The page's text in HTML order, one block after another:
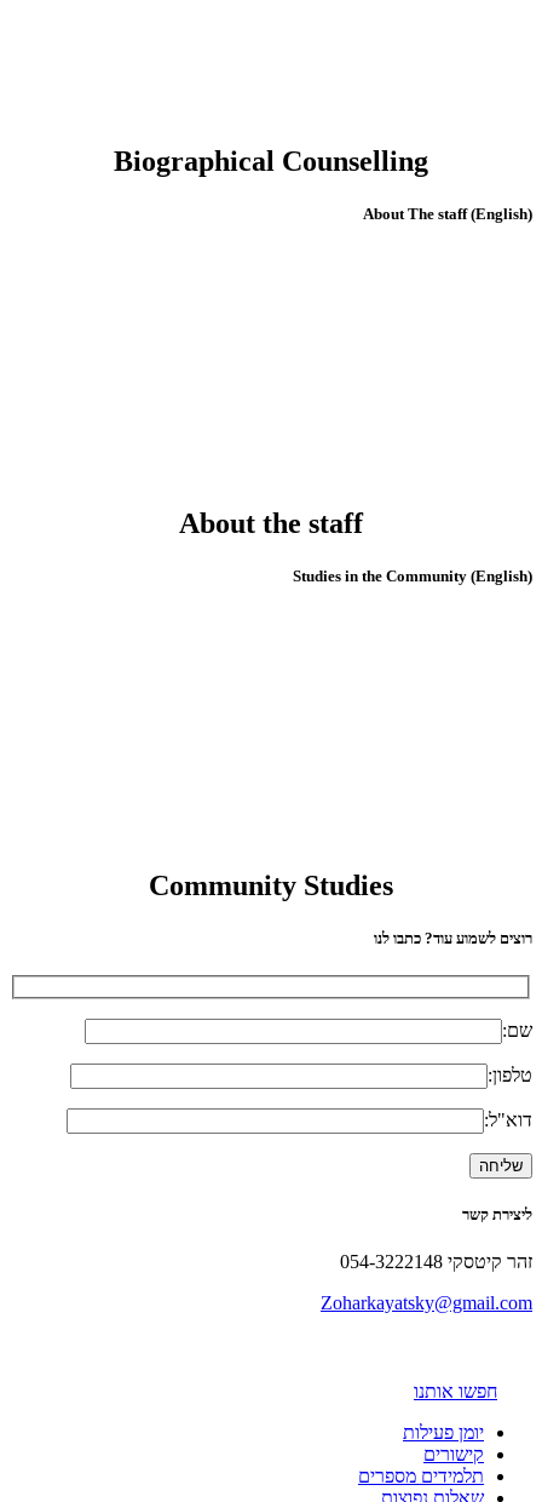
Biographical Counselling
(English) About The staff
About the staff
(English) Studies in the Community
Community Studies
רוצים לשמוע עוד? כתבו לנו
שם:
טלפון:
דוא"ל:
ליצירת קשר
זהר קיטסקי 054-3222148
Zoharkayatsky@gmail.com
חפשו אותנו
יומן פעילות
קישורים
תלמידים מספרים